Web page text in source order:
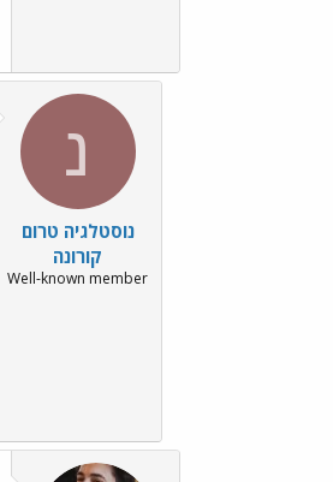
נ
נוסטלגיה טרום
קורונה
Well-known member